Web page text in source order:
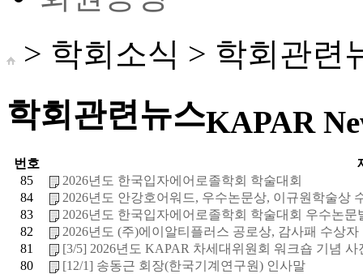
> 학회소식 > 학회관련
학회관련뉴스KAPAR
번호
85
2026년도 한국입자에어로졸학회 학술대회
84
2026년도 안강호어워드, 우수논문상, 이규원학술상
83
2026년도 한국입자에어로졸학회 학술대회 우수논문
82
2026년도 (주)에이알티플러스 공로상, 감사패 수상자
81
[3/5] 2026년도 KAPAR 차세대위원회 워크숍 기념 사
80
[12/1] 송동근 회장(한국기계연구원) 인사말